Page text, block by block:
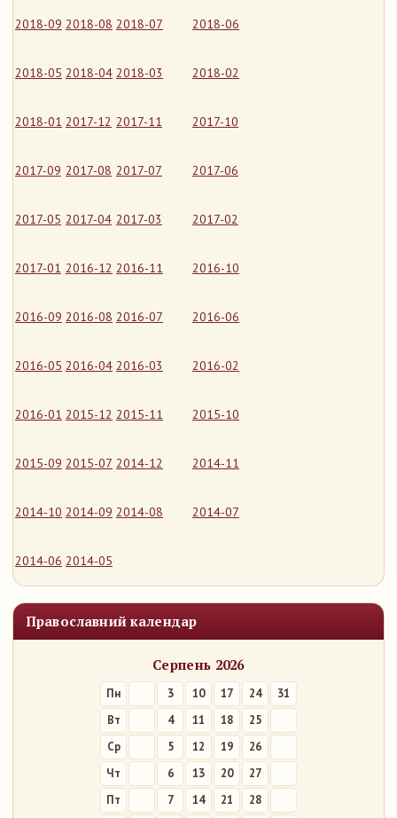
2018-09 2018-08 2018-07 2018-06
2018-05 2018-04 2018-03 2018-02
2018-01 2017-12 2017-11 2017-10
2017-09 2017-08 2017-07 2017-06
2017-05 2017-04 2017-03 2017-02
2017-01 2016-12 2016-11 2016-10
2016-09 2016-08 2016-07 2016-06
2016-05 2016-04 2016-03 2016-02
2016-01 2015-12 2015-11 2015-10
2015-09 2015-07 2014-12 2014-11
2014-10 2014-09 2014-08 2014-07
2014-06 2014-05
Православний календар
Серпень 2026
Пн 3 10 17 24
31
Вт
4 11 18
25
Ср
5 12 19
26
Чт
6 13 20
27
Пт
7 14 21
28